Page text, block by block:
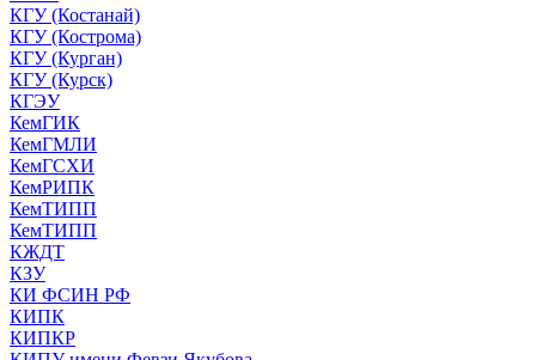
КГУ (Костанай)
КГУ (Кострома)
КГУ (Курган)
КГУ (Курск)
КГЭУ
КемГИК
КемГМЛИ
КемГСХИ
КемРИПК
КемТИПП
КемТИПП
КЖДТ
КЗУ
КИ ФСИН РФ
КИПК
КИПКР